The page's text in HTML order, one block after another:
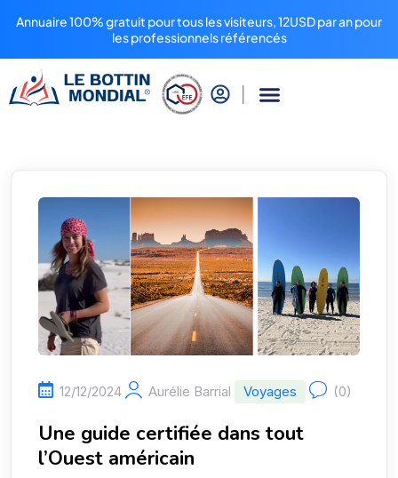
Annuaire 100% gratuit pour tous les visiteurs, 12USD par an pour
les professionnels référencés
12/12/2024 Aurélie Barrial Voyages (0)
Une guide certifiée dans tout
l’Ouest américain